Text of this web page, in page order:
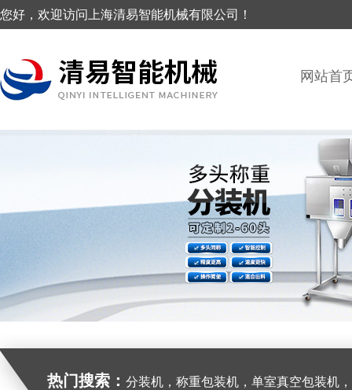
您好，欢迎访问上海清易智能机械有限公司！
网站首
热门搜索： 分装机，称重包装机，单室真空包装机，双室真